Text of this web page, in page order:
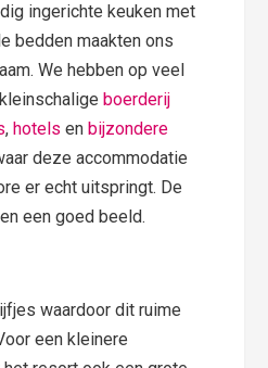
ingerichte keuken met
bedden maakten ons
We hebben op veel
boerderij
,hotels enbijzondere
deze accommodatie
er echt uitspringt. De
een goed beeld.
waardoor dit ruime
een kleinere